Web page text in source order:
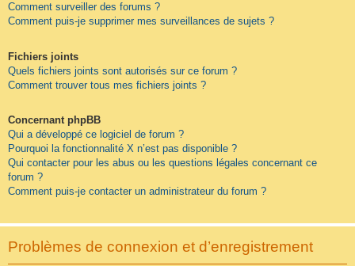
Comment surveiller des forums ?
Comment puis-je supprimer mes surveillances de sujets ?
Fichiers joints
Quels fichiers joints sont autorisés sur ce forum ?
Comment trouver tous mes fichiers joints ?
Concernant phpBB
Qui a développé ce logiciel de forum ?
Pourquoi la fonctionnalité X n’est pas disponible ?
Qui contacter pour les abus ou les questions légales concernant ce
forum ?
Comment puis-je contacter un administrateur du forum ?
Problèmes de connexion et d’enregistrement